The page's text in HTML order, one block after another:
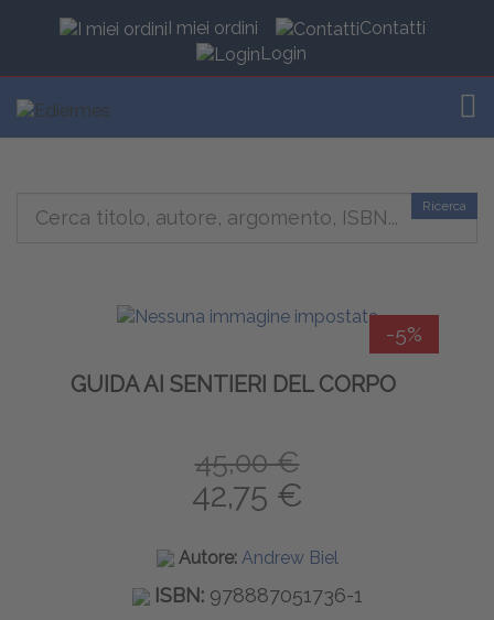
I miei ordini
Contatti
Login
Ricerca
-5%
GUIDA AI SENTIERI DEL CORPO
45,00 €
42,75 €
Autore: Andrew Biel
ISBN:978887051736-1